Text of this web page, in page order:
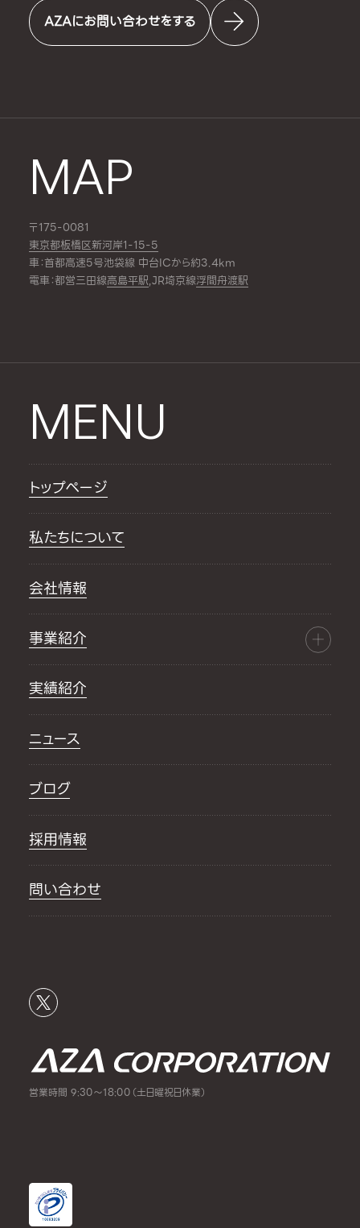
AZAにお問い合わせをする
MAP
〒175-0081
東京都板橋区新河岸1-15-5
車：首都高速5号池袋線 中台ICから約3.4km
電車：都営三田線高島平駅,JR埼京線浮間舟渡駅
MENU
トップページ
私たちについて
会社情報
事業紹介
実績紹介
ニュース
ブログ
採用情報
問い合わせ
営業時間 9:30～18:00（土日曜祝日休業）